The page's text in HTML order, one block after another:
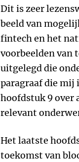
Dit is zeer
beeld van
fintech en het
voorbeelden van
uitgelegd die
paragraaf die mij
hoofdstuk 9 over
relevant
Het laatste
toekomst van